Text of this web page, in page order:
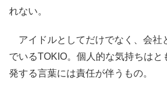
れない。
アイドルとしてだけでなく、会社
でいるTOKIO。個人的な気持ちは
発する言葉には責任が伴うもの。